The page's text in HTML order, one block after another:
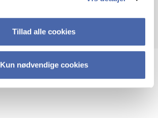
Tillad alle cookies
Kun nødvendige cookies